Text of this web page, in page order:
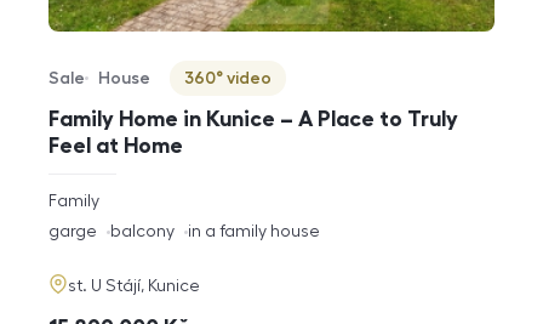
Family Home in Kunice – A Place to Truly
Feel at Home
Offer type
Sale
Property type
House
Virtuální prohlídka
360° video
rozměry
disposition
Family
funkce
garge balcony in a family house
adresa
st. U Stájí, Kunice